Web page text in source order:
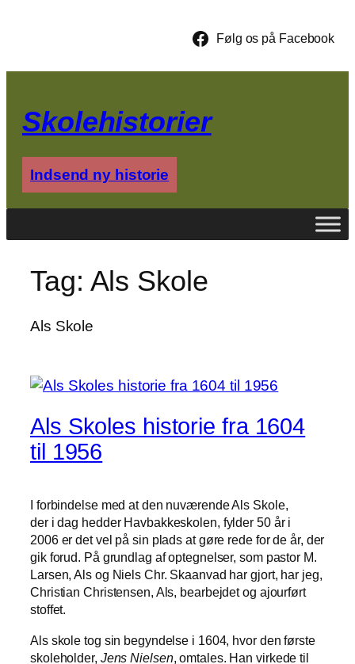
Følg os på Facebook
Skolehistorier
Indsend ny historie
Tag: Als Skole
Als Skole
Als Skoles historie fra 1604
til 1956
I forbindelse med at den nuværende Als Skole,
der i dag hedder Havbakkeskolen, fylder 50 år i
2006 er det vel på sin plads at gøre rede for de år, der
gik forud. På grundlag af optegnelser, som pastor M.
Larsen, Als og Niels Chr. Skaanvad har gjort, har jeg,
Christian Christensen, Als, bearbejdet og ajourført
stoffet.
Als skole tog sin begyndelse i 1604, hvor den første
skoleholder, Jens Nielsen, omtales. Han virkede til